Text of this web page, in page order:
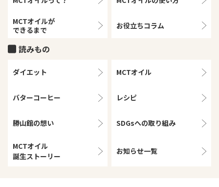
MCTオイルが
できるまで
お役立ちコラム
読みもの
ダイエット MCTオイル
バターコーヒー レシピ
勝山館の想い SDGsへの取り組み
MCTオイル
誕生ストーリー
お知らせ一覧